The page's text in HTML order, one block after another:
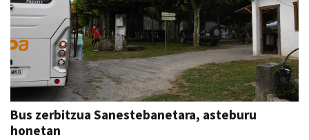
Bus zerbitzua Sanestebanetara, asteburu
honetan